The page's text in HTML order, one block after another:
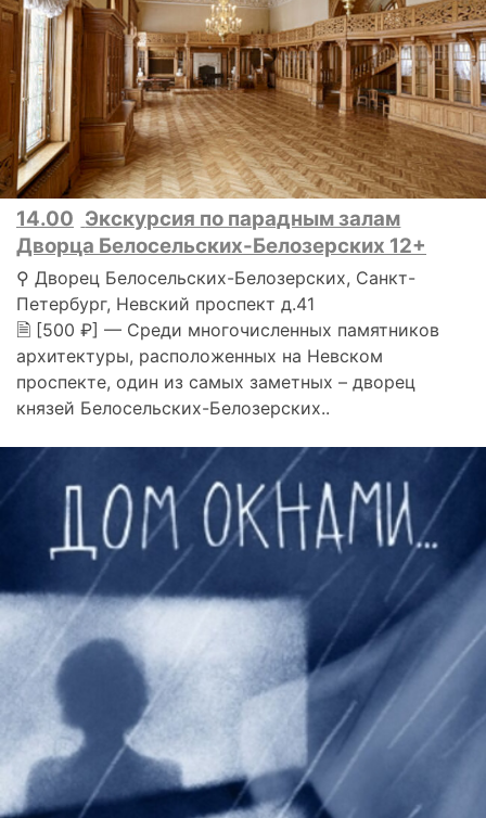
14.00 Экскурсия по парадным залам
Дворца Белосельских-Белозерских 12+
⚲ Дворец Белосельских-Белозерских, Санкт-
Петербург, Невский проспект д.41
🗎 [500 ₽] — Среди многочисленных памятников
архитектуры, расположенных на Невском
проспекте, один из самых заметных – дворец
князей Белосельских-Белозерских..